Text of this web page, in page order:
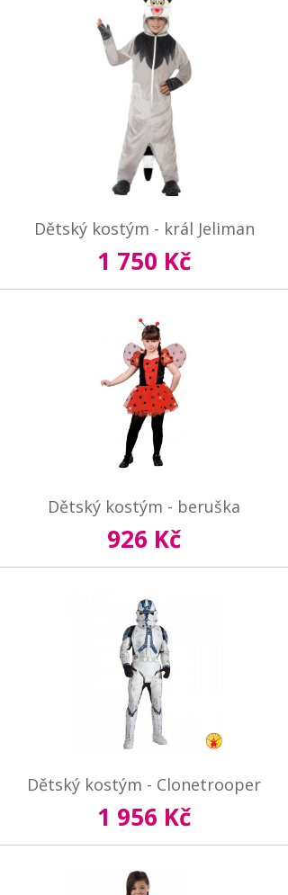
Dětský kostým - král Jeliman
1 750 Kč
Dětský kostým - beruška
926 Kč
Dětský kostým - Clonetrooper
1 956 Kč